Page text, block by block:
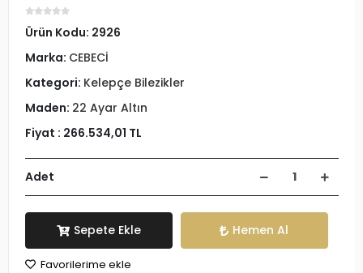
Ürün Kodu: 2926
Marka: CEBECİ
Kategori: Kelepçe Bilezikler
Maden: 22 Ayar Altın
Fiyat : 266.534,01 TL
Adet
Sepete Ekle Hemen Al
Favorilerime ekle